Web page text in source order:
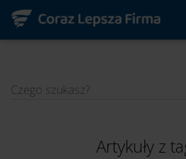
Czego szukasz?
Artykuły z